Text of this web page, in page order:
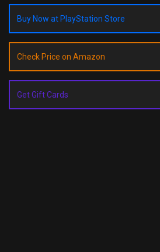
Buy Now at PlayStation Store
Check Price on Amazon
Get Gift Cards